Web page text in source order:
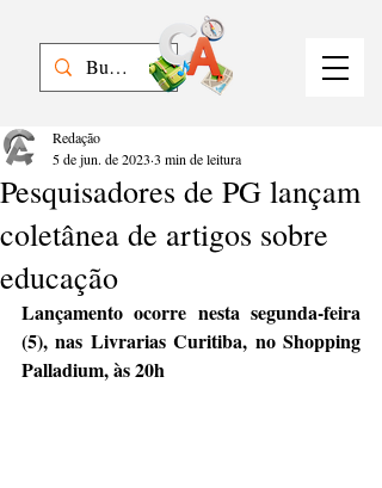
Pesquisadores de PG lançam
coletânea de artigos sobre
educação
Redação
5 de jun. de 2023 3 min de leitura
Lançamento ocorre nesta segunda-feira
(5), nas Livrarias Curitiba, no Shopping
Palladium, às 20h